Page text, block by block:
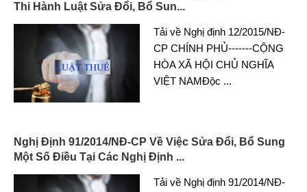
Thi Hành Luật Sửa Đổi, Bổ Sun...
Tải về Nghị định 12/2015/NĐ-
CP CHÍNH PHỦ-------CỘNG
HÒA XÃ HỘI CHỦ NGHĨA
VIỆT NAMĐộc ...
Nghị Định 91/2014/NĐ-CP Về Việc Sửa Đổi, Bổ Sung
Một Số Điều Tại Các Nghị Định ...
Tải về Nghị định 91/2014/NĐ-